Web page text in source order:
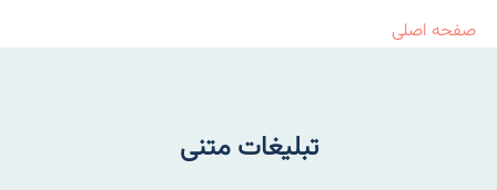
صفحه اصلی
تبلیغات متنی